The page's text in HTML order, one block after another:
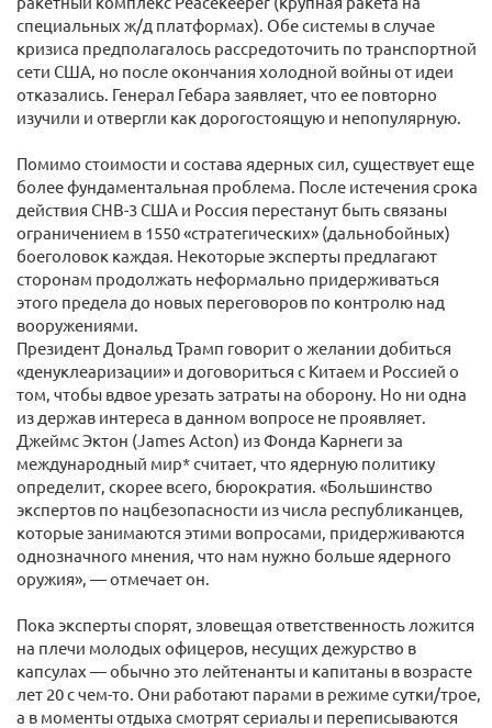
специальных ж/д платформах). Обе системы в случае
кризиса предполагалось рассредоточить по транспортной
сети США, но после окончания холодной войны от идеи
отказались. Генерал Гебара заявляет, что ее повторно
изучили и отвергли как дорогостоящую и непопулярную.
Помимо стоимости и состава ядерных сил, существует еще
более фундаментальная проблема. После истечения срока
действия СНВ-3 США и Россия перестанут быть связаны
ограничением в 1550 «стратегических» (дальнобойных)
боеголовок каждая. Некоторые эксперты предлагают
сторонам продолжать неформально придерживаться
этого предела до новых переговоров по контролю над
вооружениями.
Президент Дональд Трамп говорит о желании добиться
«денуклеаризации» и договориться с Китаем и Россией о
том, чтобы вдвое урезать затраты на оборону. Но ни одна
из держав интереса в данном вопросе не проявляет.
Джеймс Эктон (James Acton) из Фонда Карнеги за
международный мир* считает, что ядерную политику
определит, скорее всего, бюрократия. «Большинство
экспертов по нацбезопасности из числа республиканцев,
которые занимаются этими вопросами, придерживаются
однозначного мнения, что нам нужно больше ядерного
оружия», — отмечает он.
Пока эксперты спорят, зловещая ответственность ложится
на плечи молодых офицеров, несущих дежурство в
капсулах — обычно это лейтенанты и капитаны в возрасте
лет 20 с чем-то. Они работают парами в режиме сутки/трое,
а в моменты отдыха смотрят сериалы и переписываются